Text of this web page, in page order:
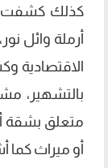
كذلك كشفت
أرملة وائل
الاقتصادية
بالتشهير،
متعلق بشقة
أو ميراث كما